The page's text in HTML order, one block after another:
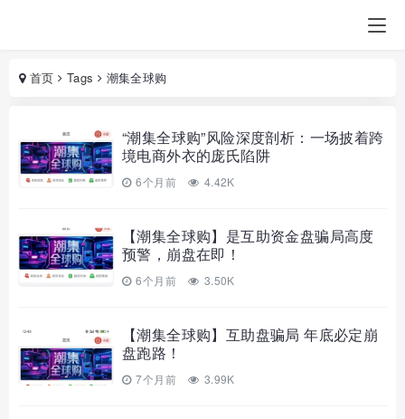
首页 Tags 潮集全球购
“潮集全球购”风险深度剖析：一场披着跨
境电商外衣的庞氏陷阱
6个月前 4.42K
【潮集全球购】是互助资金盘骗局高度
预警，崩盘在即！
6个月前 3.50K
【潮集全球购】互助盘骗局 年底必定崩
盘跑路！
7个月前 3.99K